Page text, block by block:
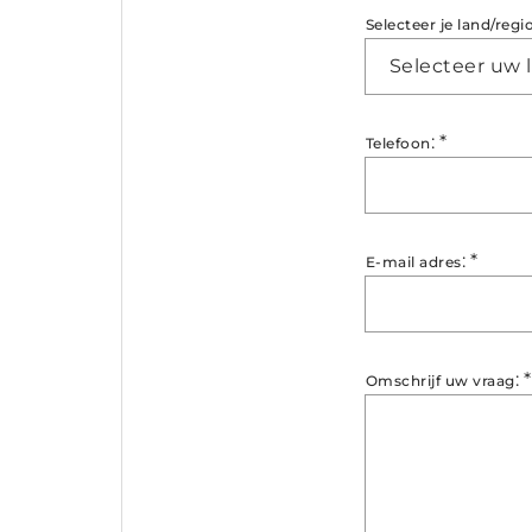
Selecteer je land/regio
Selecteer uw
Telefoon: *
E-mail adres: *
Omschrijf uw vraag: *